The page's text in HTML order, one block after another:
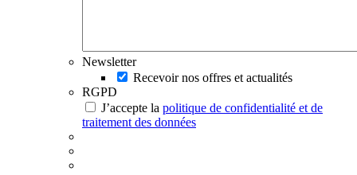
Newsletter
Recevoir nos offres et actualités
RGPD
J’accepte la politique de confidentialité et de
traitement des données